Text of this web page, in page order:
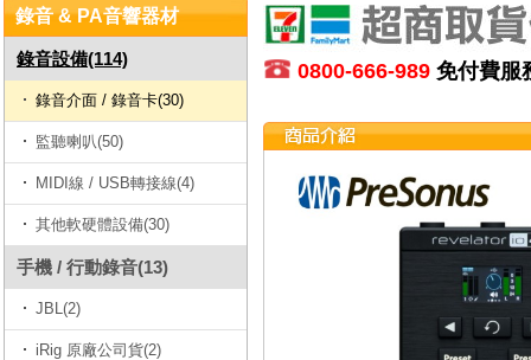
錄音 & PA音響器材
錄音設備(114)
錄音介面 / 錄音卡(30)
監聽喇叭(50)
MIDI線 / USB轉接線(4)
其他軟硬體設備(30)
手機 / 行動錄音(13)
JBL(2)
iRig 原廠公司貨(2)
0800-666-989 免付費